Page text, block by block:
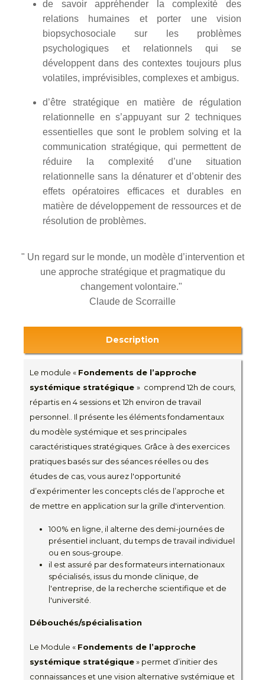
de savoir appréhender la complexité des
relations humaines et porter une vision
biopsychosociale sur les problèmes
psychologiques et relationnels qui se
développent dans des contextes toujours plus
volatiles, imprévisibles, complexes et ambigus.
d’être stratégique en matière de régulation
relationnelle en s’appuyant sur 2 techniques
essentielles que sont le problem solving et la
communication stratégique, qui permettent de
réduire la complexité d’une situation
relationnelle sans la dénaturer et d’obtenir des
effets opératoires efficaces et durables en
matière de développement de ressources et de
résolution de problèmes.
" Un regard sur le monde, un modèle d’intervention et
une approche stratégique et pragmatique du
changement volontaire."
Claude de Scorraille
Description
Le module « Fondements de l’approche
systémique stratégique » comprend 12h de cours,
répartis en 4 sessions et 12h environ de travail
personnel.. Il présente les éléments fondamentaux
du modèle systémique et ses principales
caractéristiques stratégiques. Grâce à des exercices
pratiques basés sur des séances réelles ou des
études de cas, vous aurez l'opportunité
d’expérimenter les concepts clés de l’approche et
de mettre en application sur la grille d'intervention.
100% en ligne, il alterne des demi-journées de
présentiel incluant, du temps de travail individuel
ou en sous-groupe.
il est assuré par des formateurs internationaux
spécialisés, issus du monde clinique, de
l'entreprise, de la recherche scientifique et de
l'université.
Débouchés/spécialisation
Le Module « Fondements de l’approche
systémique stratégique» permet d’initier des
connaissances et une vision alternative systémique et